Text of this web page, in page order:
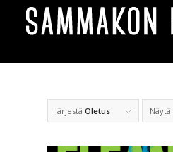
Järjestä Oletus Näytä